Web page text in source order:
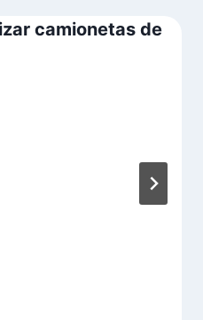
camionetas de